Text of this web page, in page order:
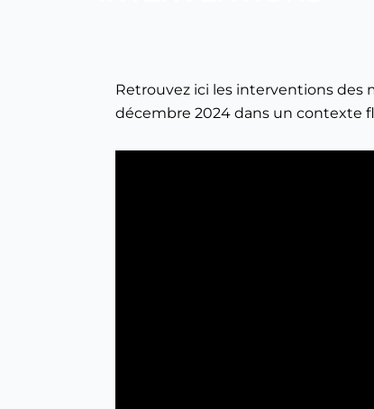
Retrouvez ici les interventions des
décembre 2024 dans un contexte